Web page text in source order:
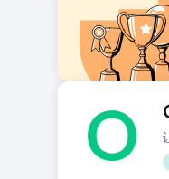
挑战
客户是一家服
手，并希望通